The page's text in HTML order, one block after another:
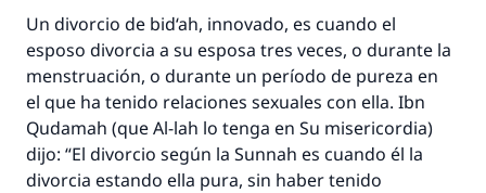
Un divorcio de bid‘ah, innovado, es cuando el
esposo divorcia a su esposa tres veces, o durante la
menstruación, o durante un período de pureza en
el que ha tenido relaciones sexuales con ella. Ibn
Qudamah (que Al-lah lo tenga en Su misericordia)
dijo: “El divorcio según la Sunnah es cuando él la
divorcia estando ella pura, sin haber tenido